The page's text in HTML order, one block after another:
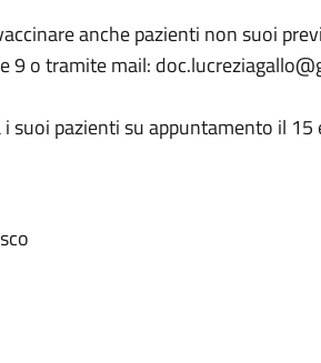
anche pazienti non suoi
o tramite mail:
suoi pazienti su appuntamento il